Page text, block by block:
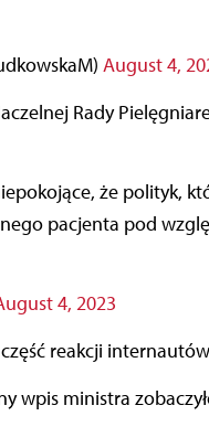
August 4,
Rady
pacjenta pod
4, 2023
reakcji
wpis ministra